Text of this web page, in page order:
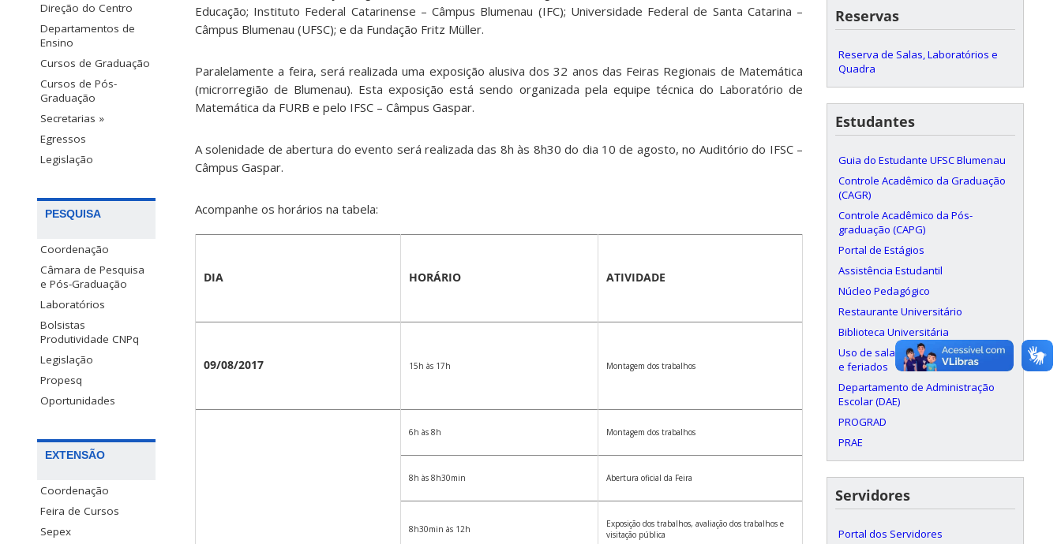
Direção do Centro
Departamentos de
Ensino
Cursos de Graduação
Cursos de Pós-
Graduação
Secretarias »
Egressos
Legislação
PESQUISA
Coordenação
Câmara de Pesquisa
e Pós-Graduação
Laboratórios
Bolsistas
Produtividade CNPq
Legislação
Propesq
Oportunidades
EXTENSÃO
Coordenação
Feira de Cursos
Sepex
Educação; Instituto Federal Catarinense – Câmpus Blumenau (IFC); Universidade Federal de Santa Catarina –
Câmpus Blumenau (UFSC); e da Fundação Fritz Müller.
Paralelamente a feira, será realizada uma exposição alusiva dos 32 anos das Feiras Regionais de Matemática
(microrregião de Blumenau). Esta exposição está sendo organizada pela equipe técnica do Laboratório de
Matemática da FURB e pelo IFSC – Câmpus Gaspar.
A solenidade de abertura do evento será realizada das 8h às 8h30 do dia 10 de agosto, no Auditório do IFSC –
Câmpus Gaspar.
Acompanhe os horários na tabela:
DIA HORÁRIO ATIVIDADE
09/08/2017 15h às 17h Montagem dos trabalhos
6h às 8h Montagem dos trabalhos
8h às 8h30min Abertura oficial da Feira
8h30min às 12h
Exposição dos trabalhos, avaliação dos trabalhos e
visitação pública
Reservas
Reserva de Salas, Laboratórios e
Quadra
Estudantes
Guia do Estudante UFSC Blumenau
Controle Acadêmico da Graduação
(CAGR)
Controle Acadêmico da Pós-
graduação (CAPG)
Portal de Estágios
Assistência Estudantil
Núcleo Pedagógico
Restaurante Universitário
Biblioteca Universitária
Uso de salas aos finais de semana
e feriados
Departamento de Administração
Escolar (DAE)
PROGRAD
PRAE
Servidores
Portal dos Servidores